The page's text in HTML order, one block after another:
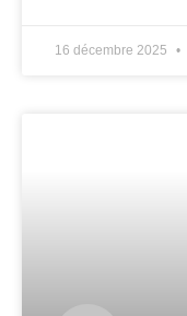
16 décembre 2025